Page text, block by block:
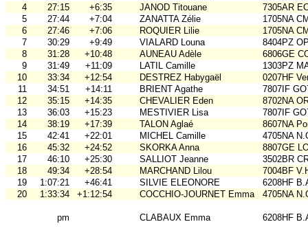
4
27:15 +6:35 JANOD Titouane
7305AR
5
27:44 +7:04 ZANATTA Zélie
1705NA
6
27:46 +7:06 ROQUIER Lilie
1705NA
7
30:29 +9:49 VIALARD Louna
8404PZ
8
31:28 +10:48 AUNEAU Adèle
6806GE
9
31:49 +11:09 LATIL Camille
1303PZ
10
33:34 +12:54 DESTREZ Habygaël
0207HF
11
34:51 +14:11 BRIENT Agathe
7807IF
12
35:15 +14:35 CHEVALIER Eden
8702NA
13
36:03 +15:23 MESTIVIER Lisa
7807IF
14
38:19 +17:39 TALON Aglaé
8607NA
15
42:41 +22:01 MICHEL Camille
4705NA
16
45:32 +24:52 SKORKA Anna
8807GE
17
46:10 +25:30 SALLIOT Jeanne
3502BR
18
49:34 +28:54 MARCHAND Lilou
7004BF
19
1:07:21 +46:41 SILVIE ELEONORE
6208HF
20
1:33:34 +1:12:54 COCCHIO-JOURNET Emma 4705NA
pm CLABAUX Emma 6208HF